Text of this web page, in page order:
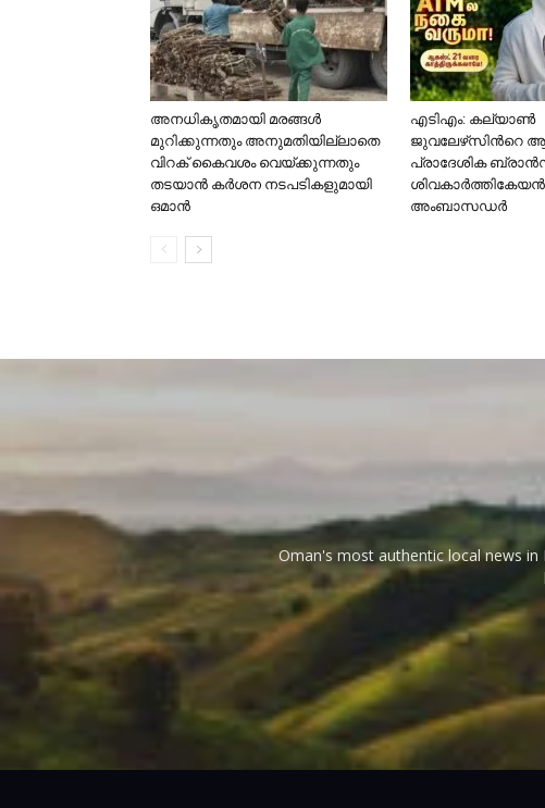
അനധികൃതമായി മരങ്ങൾ
മുറിക്കുന്നതും അനുമതിയില്ലാതെ
വിറക് കൈവശം വെയ്ക്കുന്നതും
തടയാൻ കർശന നടപടികളുമായി
ഒമാൻ
എടിഎം: കല്യാണ്‍
ജുവലേഴ്‌സിന്‍റെ
പ്രാദേശിക
ശിവകാര്‍ത്തികേയന്‍
അംബാസഡര്‍
Oman's most authentic local news